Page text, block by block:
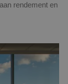
rendement en